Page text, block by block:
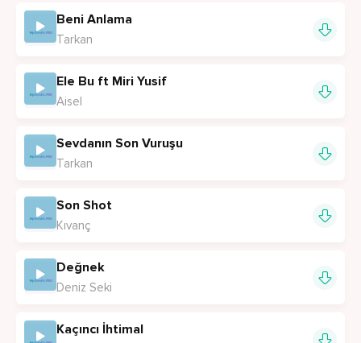
Beni Anlama
Tarkan
Ele Bu ft Miri Yusif
Aisel
Sevdanın Son Vuruşu
Tarkan
Son Shot
Kıvanç
Değnek
Deniz Seki
Kaçıncı İhtimal